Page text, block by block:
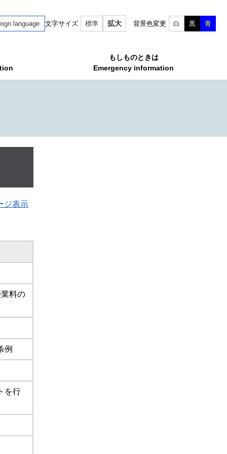
language 文字サイズ 標準 拡大 背景色変更 白 黒 青
もしものときは
Emergency information
ジ表示
料の
例
を行